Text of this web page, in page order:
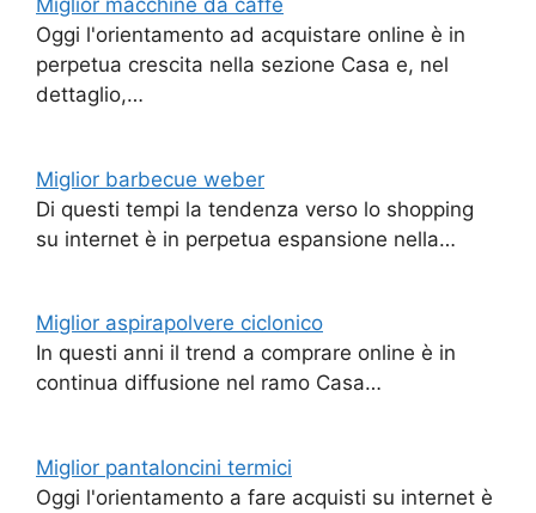
Miglior macchine da caffè
Oggi l'orientamento ad acquistare online è in
perpetua crescita nella sezione Casa e, nel
dettaglio,…
Miglior barbecue weber
Di questi tempi la tendenza verso lo shopping
su internet è in perpetua espansione nella…
Miglior aspirapolvere ciclonico
In questi anni il trend a comprare online è in
continua diffusione nel ramo Casa…
Miglior pantaloncini termici
Oggi l'orientamento a fare acquisti su internet è